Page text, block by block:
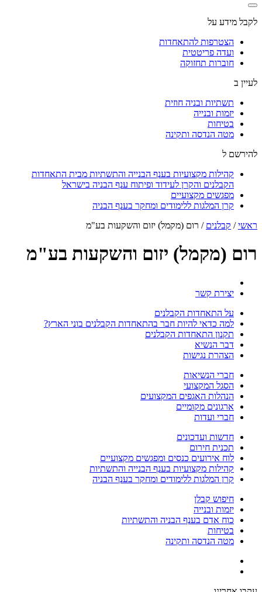
לקבל מידע על
הצטרפות להתאחדות
ועדה פריטטית
חוברות תחזוקה
לעיין ב
תשתיות ובניה חוזית
יזמות ובנייה
בטיחות
מטה הנדסה ותקינה
להירשם ל
קהילות מקצועיות בענף הבנייה והתשתיות מבית התאחדות
הקבלנים והקרן לעידוד ופיתוח ענף הבניה בישראל
מפגשים מקצועיים
קרן המלגות ללימודים ומחקר בענף הבניה
ראשי/ קבלנים / רום (מקמל) יזום והשקעות בע"מ
רום (מקמל) יזום והשקעות בע"מ
יצירת קשר
על התאחדות הקבלנים
למה כדאי להיות חבר בהתאחדות הקבלנים בוני הארץ?
תקנון התאחדות הקבלנים
דבר הנשיא
הצהרת נגישות
חברי הנשיאות
הסגל המקצועי
הנהלות האגפים המקצועים
ארגונים מקומיים
חברי ועדות
חדשות ועדכונים
תכנית חירום
לוח אירועים כנסים ומפגשים מקצועיים
קהילות מקצועיות בענף הבנייה והתשתיות
קרן המלגות ללימודים ומחקר בענף הבניה
חיפוש קבלן
יזמות ובנייה
כוח אדם בענף הבניה והתשתיות
בטיחות
מטה הנדסה ותקינה